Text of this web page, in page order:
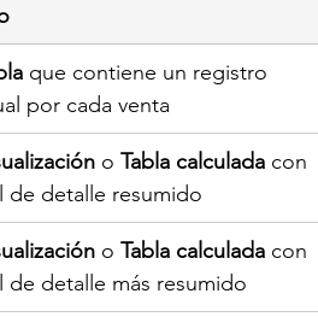
que contiene un registro
por cada venta
o Tabla calculada con
de detalle resumido
o Tabla calculada con
de detalle más resumido